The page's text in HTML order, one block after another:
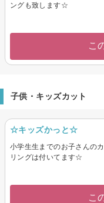
ングも致します☆
こ
子供・キッズカット
☆キッズかっと☆
小学生生までのお子さんの
リングは付いてます☆
こ